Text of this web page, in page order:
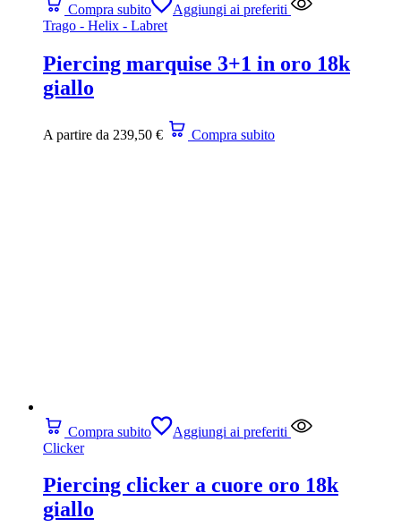
Compra subito
Aggiungi ai preferiti
Trago - Helix - Labret
Piercing marquise 3+1 in oro 18k
giallo
A partire da 239,50 € Compra subito
Compra subito
Aggiungi ai preferiti
Clicker
Piercing clicker a cuore oro 18k
giallo